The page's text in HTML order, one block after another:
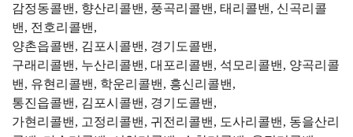
감정동콜밴, 향산리콜밴, 풍곡리콜밴, 태리콜밴, 신곡리콜
밴, 전호리콜밴,
양촌읍콜밴, 김포시콜밴, 경기도콜밴,
구래리콜밴, 누산리콜밴, 대포리콜밴, 석모리콜밴, 양곡리콜
밴, 유현리콜밴, 학운리콜밴, 흥신리콜밴,
통진읍콜밴, 김포시콜밴, 경기도콜밴,
가현리콜밴, 고정리콜밴, 귀전리콜밴, 도사리콜밴, 동을산리